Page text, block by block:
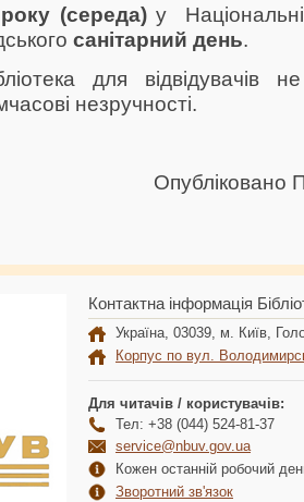
(середа)у
санітарний день.
для відвідувачів
незручності.
Контактна інформація
Україна, 03039, м. Київ,
Корпус по вул.
Для читачів / користувачів:
Тел: +38 (044) 524-81-37
service@nbuv.gov.ua
Кожен останній робочий
Зворотний зв'язок